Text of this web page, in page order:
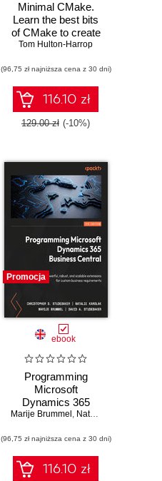
Minimal CMake.
Learn the best bits
of CMake to create
and share your
applications
Tom Hulton-Harrop
(96,75 zł najniższa cena z 30 dni)
116.10 zł
129.00 zł (-10%)
Dave Callan
Promocja
ebook
Programming
Microsoft
Dynamics 365
Business Central.
robust, and
scalable
extensions
Marije Brummel , Natalie Karolak
(96,75 zł najniższa cena z 30 dni)
116.10 zł